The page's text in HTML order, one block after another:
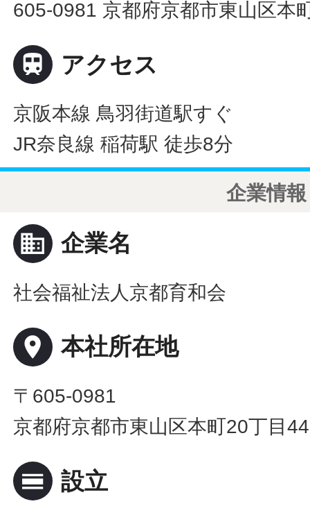
605-0981 京都府京都市東山区本
 アクセス
京阪本線 鳥羽街道駅すぐ
JR奈良線 稲荷駅 徒歩8分
企業情報
business 企業名
社会福祉法人京都育和会
place 本社所在地
〒605-0981
京都府京都市東山区本町20丁目
calendar_view_day 設立